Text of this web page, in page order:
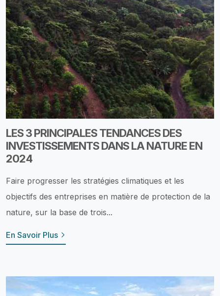
LES 3 PRINCIPALES TENDANCES DES
INVESTISSEMENTS DANS LA NATURE EN
2024
Faire progresser les stratégies climatiques et les
objectifs des entreprises en matière de protection de la
nature, sur la base de trois...
En Savoir Plus